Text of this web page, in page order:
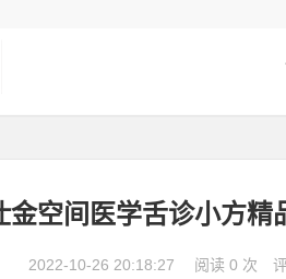
金空间医学舌诊小方精
2022-10-26 20:18:27 阅读 0 次